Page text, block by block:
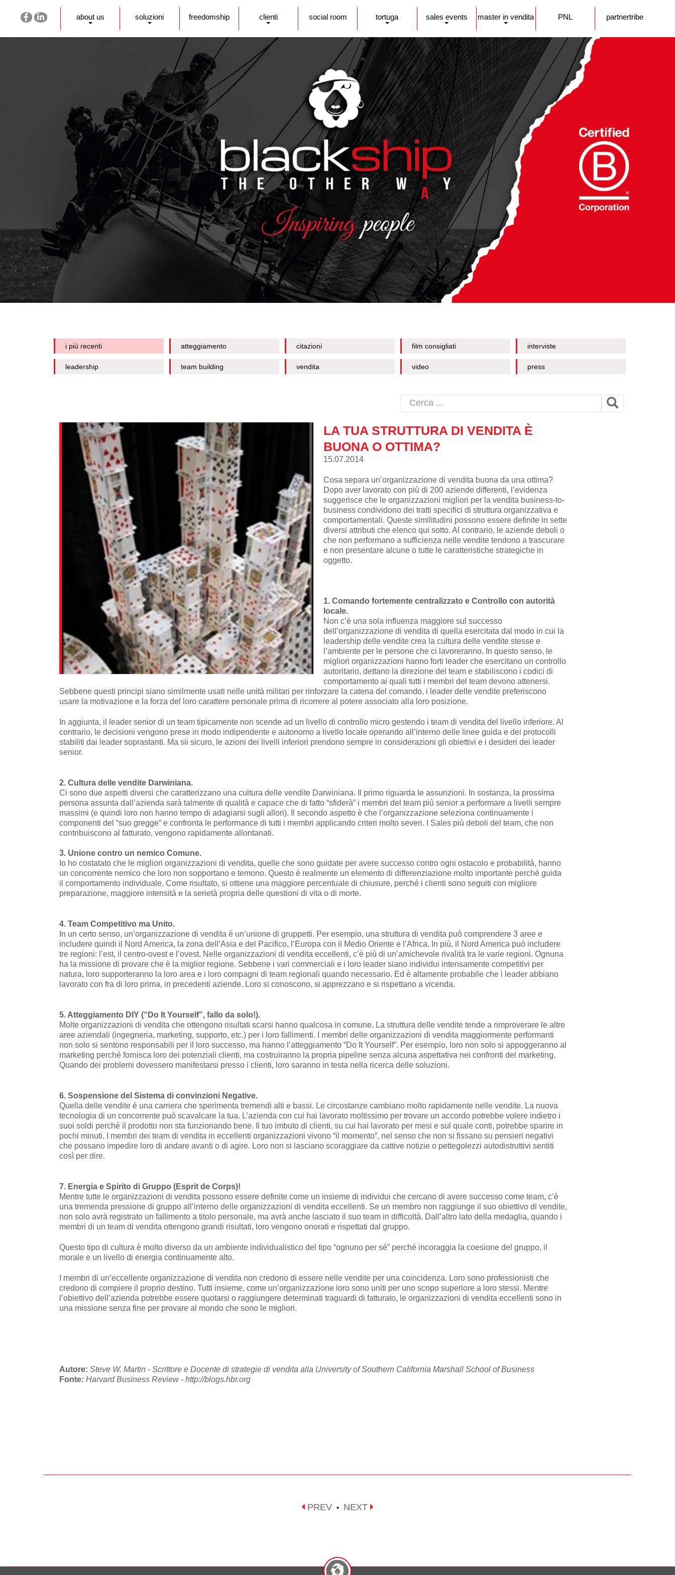
about us soluzioni freedomship clienti social room tortuga sales events master in vendita PNL partnertribe
i più recenti atteggiamento citazioni film consigliati interviste
leadership team building vendita video press
LA TUA STRUTTURA DI VENDITA È
BUONA O OTTIMA?
15.07.2014
Cosa separa un’organizzazione di vendita buona da una ottima?
Dopo aver lavorato con più di 200 aziende differenti, l’evidenza
suggerisce che le organizzazioni migliori per la vendita business-to-
business condividono dei tratti specifici di struttura organizzativa e
comportamentali. Queste similitudini possono essere definite in sette
diversi attributi che elenco qui sotto. Al contrario, le aziende deboli o
che non performano a sufficienza nelle vendite tendono a trascurare
e non presentare alcune o tutte le caratteristiche strategiche in
oggetto.
1. Comando fortemente centralizzato e Controllo con autorità
locale.
Non c’è una sola influenza maggiore sul successo
dell’organizzazione di vendita di quella esercitata dal modo in cui la
leadership delle vendite crea la cultura delle vendite stesse e
l’ambiente per le persone che ci lavoreranno. In questo senso, le
migliori organizzazioni hanno forti leader che esercitano un controllo
autoritario, dettano la direzione del team e stabiliscono i codici di
comportamento ai quali tutti i membri del team devono attenersi.
Sebbene questi principi siano similmente usati nelle unità militari per rinforzare la catena del comando, i leader delle vendite preferiscono
usare la motivazione e la forza del loro carattere personale prima di ricorrere al potere associato alla loro posizione.
In aggiunta, il leader senior di un team tipicamente non scende ad un livello di controllo micro gestendo i team di vendita del livello inferiore. Al
contrario, le decisioni vengono prese in modo indipendente e autonomo a livello locale operando all’interno delle linee guida e dei protocolli
stabiliti dai leader soprastanti. Ma sii sicuro, le azioni dei livelli inferiori prendono sempre in considerazioni gli obiettivi e i desideri dei leader
senior.
2. Cultura delle vendite Darwiniana.
Ci sono due aspetti diversi che caratterizzano una cultura delle vendite Darwiniana. Il primo riguarda le assunzioni. In sostanza, la prossima
persona assunta dall’azienda sarà talmente di qualità e capace che di fatto “sfiderà” i membri del team più senior a performare a livelli sempre
massimi (e quindi loro non hanno tempo di adagiarsi sugli allori). Il secondo aspetto è che l’organizzazione seleziona continuamente i
componenti del “suo gregge” e confronta le performance di tutti i membri applicando criteri molto severi. I Sales più deboli del team, che non
contribuiscono al fatturato, vengono rapidamente allontanati.
3. Unione contro un nemico Comune.
Io ho costatato che le migliori organizzazioni di vendita, quelle che sono guidate per avere successo contro ogni ostacolo e probabilità, hanno
un concorrente nemico che loro non sopportano e temono. Questo è realmente un elemento di differenziazione molto importante perché guida
il comportamento individuale. Come risultato, si ottiene una maggiore percentuale di chiusure, perché i clienti sono seguiti con migliore
preparazione, maggiore intensità e la serietà propria delle questioni di vita o di morte.
4. Team Competitivo ma Unito.
In un certo senso, un’organizzazione di vendita è un’unione di gruppetti. Per esempio, una struttura di vendita può comprendere 3 aree e
includere quindi il Nord America, la zona dell’Asia e del Pacifico, l’Europa con il Medio Oriente e l’Africa. In più, il Nord America può includere
tre regioni: l’est, il centro-ovest e l’ovest. Nelle organizzazioni di vendita eccellenti, c’è più di un’amichevole rivalità tra le varie regioni. Ognuna
ha la missione di provare che è la miglior regione. Sebbene i vari commerciali e i loro leader siano individui intensamente competitivi per
natura, loro supporteranno la loro area e i loro compagni di team regionali quando necessario. Ed è altamente probabile che i leader abbiano
lavorato con fra di loro prima, in precedenti aziende. Loro si conoscono, si apprezzano e si rispettano a vicenda.
5. Atteggiamento DIY (“Do It Yourself”, fallo da solo!).
Molte organizzazioni di vendita che ottengono risultati scarsi hanno qualcosa in comune. La struttura delle vendite tende a rimproverare le altre
aree aziendali (ingegneria, marketing, supporto, etc.) per i loro fallimenti. I membri delle organizzazioni di vendita maggiormente performanti
non solo si sentono responsabili per il loro successo, ma hanno l’atteggiamento “Do It Yourself”. Per esempio, loro non solo si appoggeranno al
marketing perché fornisca loro dei potenziali clienti, ma costruiranno la propria pipeline senza alcuna aspettativa nei confronti del marketing.
Quando dei problemi dovessero manifestarsi presso i clienti, loro saranno in testa nella ricerca delle soluzioni.
6. Sospensione del Sistema di convinzioni Negative.
Quella delle vendite è una carriera che sperimenta tremendi alti e bassi. Le circostanze cambiano molto rapidamente nelle vendite. La nuova
tecnologia di un concorrente può scavalcare la tua. L’azienda con cui hai lavorato moltissimo per trovare un accordo potrebbe volere indietro i
suoi soldi perché il prodotto non sta funzionando bene. Il tuo imbuto di clienti, su cui hai lavorato per mesi e sul quale conti, potrebbe sparire in
pochi minuti. I membri dei team di vendita in eccellenti organizzazioni vivono “il momento”, nel senso che non si fissano su pensieri negativi
che possano impedire loro di andare avanti o di agire. Loro non si lasciano scoraggiare da cattive notizie o pettegolezzi autodistruttivi sentiti
così per dire.
7. Energia e Spirito di Gruppo (Esprit de Corps)!
Mentre tutte le organizzazioni di vendita possono essere definite come un insieme di individui che cercano di avere successo come team, c’è
una tremenda pressione di gruppo all’interno delle organizzazioni di vendita eccellenti. Se un membro non raggiunge il suo obiettivo di vendite,
non solo avrà registrato un fallimento a titolo personale, ma avrà anche lasciato il suo team in difficoltà. Dall’altro lato della medaglia, quando i
membri di un team di vendita ottengono grandi risultati, loro vengono onorati e rispettati dal gruppo.
Questo tipo di cultura è molto diverso da un ambiente individualistico del tipo “ognuno per sé” perché incoraggia la coesione del gruppo, il
morale e un livello di energia continuamente alto.
I membri di un’eccellente organizzazione di vendita non credono di essere nelle vendite per una coincidenza. Loro sono professionisti che
credono di compiere il proprio destino. Tutti insieme, come un’organizzazione loro sono uniti per uno scopo superiore a loro stessi. Mentre
l’obiettivo dell’azienda potrebbe essere quotarsi o raggiungere determinati traguardi di fatturato, le organizzazioni di vendita eccellenti sono in
una missione senza fine per provare al mondo che sono le migliori.
Autore: Steve W. Martin - Scrittore e Docente di strategie di vendita alla University of Southern California Marshall School of Business
Fonte: Harvard Business Review - http://blogs.hbr.org
PREV • NEXT